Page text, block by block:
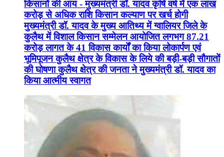
किसानों की आय - मुख्यमंत्री डॉ. यादव कृषि वर्ष में एक लाख
करोड़ से अधिक राशि किसान कल्याण पर खर्च होगी
मुख्यमंत्री डॉ. यादव के मुख्य आतिथ्य में ग्वालियर जिले के
कुलैथ में विशाल किसान सम्मेलन आयोजित लगभग 87.21
करोड़ लागत के 41 विकास कार्यों का किया लोकार्पण एवं
भूमिपूजन कुलैथ क्षेत्र के विकास के लिये की बड़ी-बड़ी सौगातों
की घोषणा कुलैथ क्षेत्र की जनता ने मुख्यमंत्री डॉ. यादव का
किया आत्मीय स्वागत